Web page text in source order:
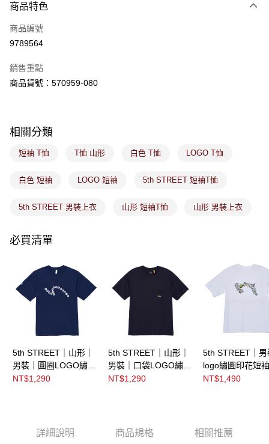
１．於結帳方式選擇「AFTEE先享後付」後，將跳轉至「AFTEE先享後付」
２．訂單成立數日內，您將收到繳費通知簡訊。
３．收到繳費通知簡訊後14天內，點擊此簡訊中的連結，可透過四大超商／
購買商品的店家。未經商家同意取消之訂單仍視為有效，需透過AFTEE先享
後付繳納相關費用。
【注意事項】
易，需依本服務之必要範圍內提供個人資料，並將交易相關給付款項請求債
２．關於個人資料處理事宜，請瀏覽以下網址：
「AFTEE先享後付」，若未經同意申辦者引起之損失，本公司不負相關責
４．使用「AFTEE先享後付」時，將依據個別帳號之用戶狀況，依本公司即
時審查核予不同之上限額度；若仍有額度不足之情形，本公司將視審查結果
５．嚴禁一人註冊多個帳號或使用他人資訊註冊。若發現惡意使用之情形，
恩沛科技股份有限公司將有權停止該用戶之使用額度並採取法律行動。
免運費
免運費
7-11取貨付款
免運費
免運費
宅配
付款後門市取貨
商品特色
商品編號
9789564
銷售重點
商品貨號：570959-080
相關分類
短袖 T恤 T恤 山形 白色 T恤 LOGO T恤
白色 短袖 LOGO 短袖 5th STREET 短袖T恤
5th STREET 男裝上衣 山形 短袖T恤 山形 男裝上衣
必買清單
5th STREET｜山形｜
男裝｜圓圈LOGO繡花
短袖T恤｜丈青
NT$1,290
5th STREET｜山形｜
男裝｜口袋LOGO繡花
短袖T恤｜丈青
NT$1,290
5th STREET｜男
logo繡圖印花短
｜白色
NT$1,490
詳細說明 商品規格 相關推薦